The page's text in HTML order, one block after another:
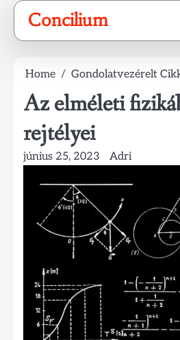
Skip
content
Concilium
Home Gondolatvezérelt
Az elméleti
rejtélyei
június 25, 2023 Adri